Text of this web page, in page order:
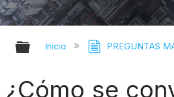
Expandir/contraer
Inicio PREGUNTAS
¿Cómo se